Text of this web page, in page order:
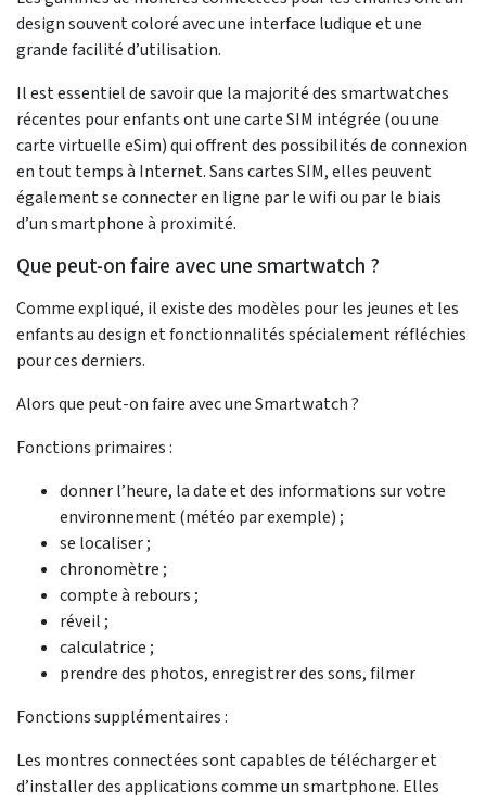
design souvent coloré avec une interface ludique et une
grande facilité d’utilisation.
Il est essentiel de savoir que la majorité des smartwatches
récentes pour enfants ont une carte SIM intégrée (ou une
carte virtuelle eSim) qui offrent des possibilités de connexion
en tout temps à Internet. Sans cartes SIM, elles peuvent
également se connecter en ligne par le wifi ou par le biais
d’un smartphone à proximité.
Que peut-on faire avec une smartwatch ?
Comme expliqué, il existe des modèles pour les jeunes et les
enfants au design et fonctionnalités spécialement réfléchies
pour ces derniers.
Alors que peut-on faire avec une Smartwatch ?
Fonctions primaires :
donner l’heure, la date et des informations sur votre
environnement (météo par exemple) ;
se localiser ;
chronomètre ;
compte à rebours ;
réveil ;
calculatrice ;
prendre des photos, enregistrer des sons, filmer
Fonctions supplémentaires :
Les montres connectées sont capables de télécharger et
d’installer des applications comme un smartphone. Elles